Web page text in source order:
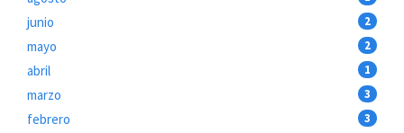
junio 2
mayo 2
abril 1
marzo 3
febrero 3